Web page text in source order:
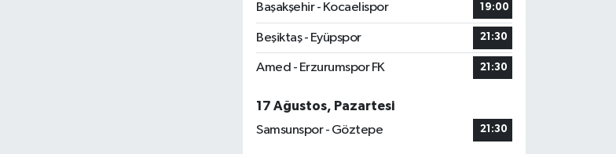
Başakşehir - Kocaelispor
19:00
Beşiktaş - Eyüpspor 21:30
Amed - Erzurumspor FK 21:30
17 Ağustos, Pazartesi
Samsunspor - Göztepe
21:30